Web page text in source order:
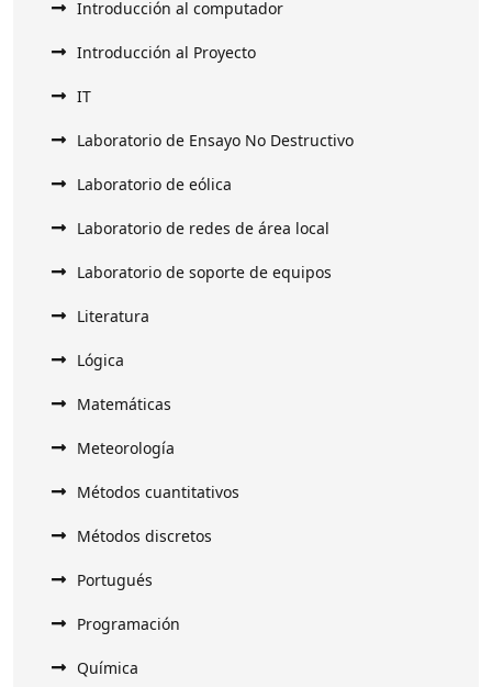
Introducción al computador
Introducción al Proyecto
IT
Laboratorio de Ensayo No Destructivo
Laboratorio de eólica
Laboratorio de redes de área local
Laboratorio de soporte de equipos
Literatura
Lógica
Matemáticas
Meteorología
Métodos cuantitativos
Métodos discretos
Portugués
Programación
Química